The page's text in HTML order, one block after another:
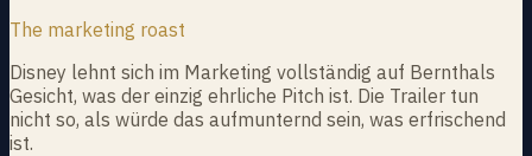
The marketing roast
Disney lehnt sich im Marketing vollständig auf Bernthals
Gesicht, was der einzig ehrliche Pitch ist. Die Trailer tun
nicht so, als würde das aufmunternd sein, was erfrischend
ist.